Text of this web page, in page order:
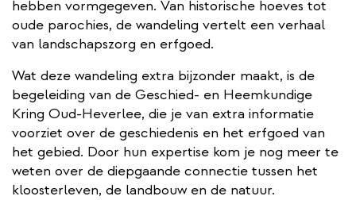
hebben vormgegeven. Van historische hoeves tot
oude parochies, de wandeling vertelt een verhaal
van landschapszorg en erfgoed.
Wat deze wandeling extra bijzonder maakt, is de
begeleiding van de Geschied- en Heemkundige
Kring Oud-Heverlee, die je van extra informatie
voorziet over de geschiedenis en het erfgoed van
het gebied. Door hun expertise kom je nog meer te
weten over de diepgaande connectie tussen het
kloosterleven, de landbouw en de natuur.